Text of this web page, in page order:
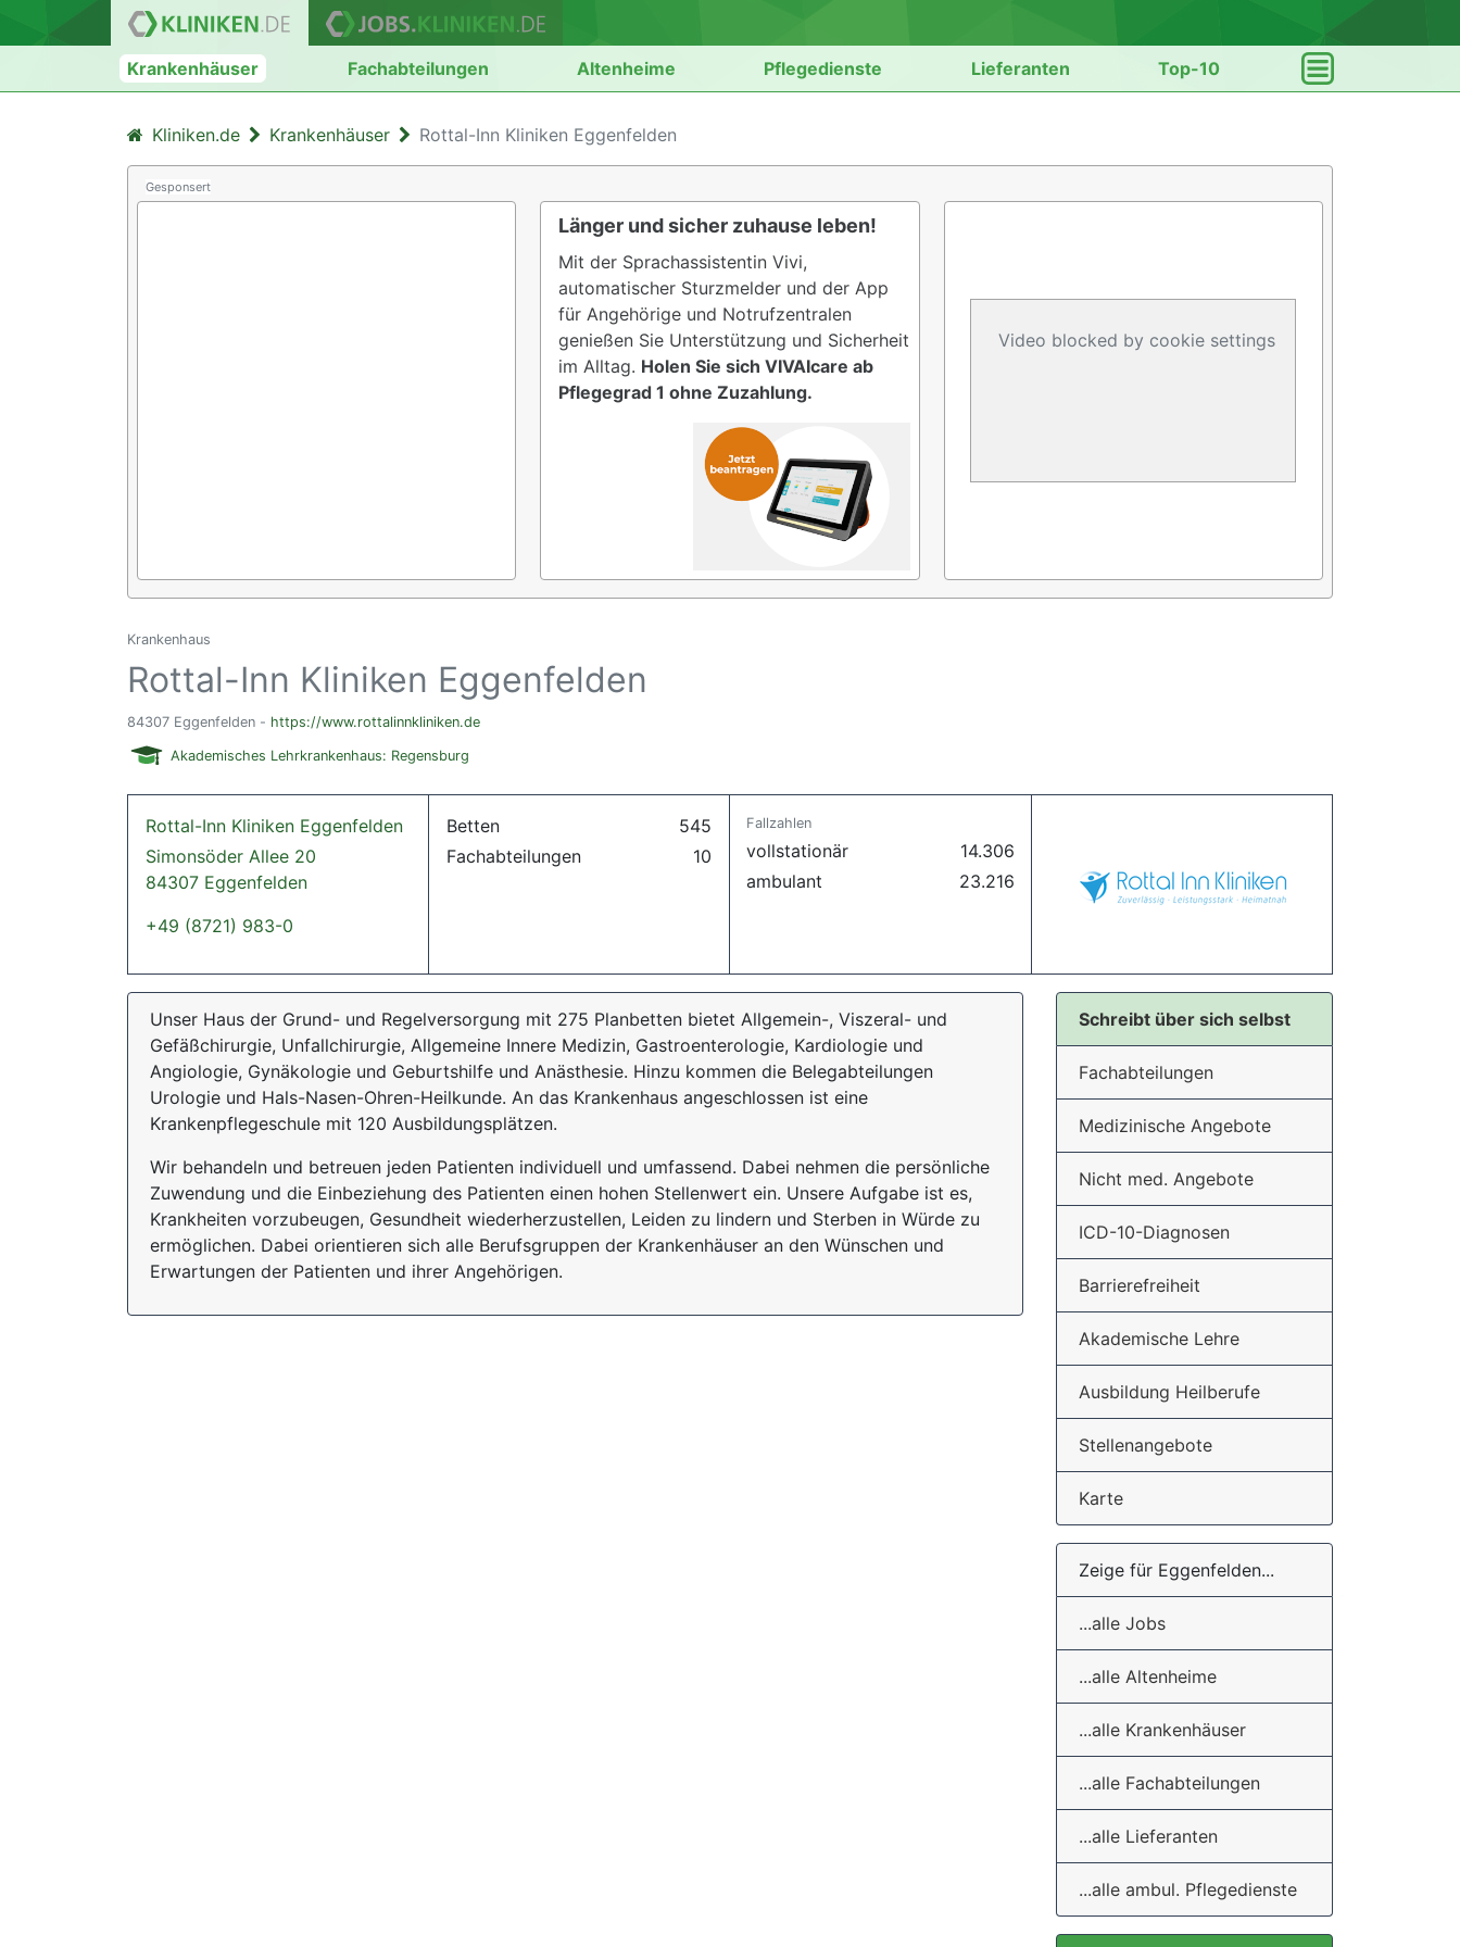
Krankenhäuser Fachabteilungen Altenheime Pflegedienste Lieferanten Top-10
Kliniken.de Krankenhäuser Rottal-Inn Kliniken Eggenfelden
Gesponsert
Länger und sicher zuhause leben!
Mit der Sprachassistentin Vivi,
automatischer Sturzmelder und der App
für Angehörige und Notrufzentralen
genießen Sie Unterstützung und Sicherheit
im Alltag. Holen Sie sich VIVAIcare ab
Pflegegrad 1 ohne Zuzahlung.
Video blocked by cookie settings
Krankenhaus
Rottal-Inn Kliniken Eggenfelden
84307 Eggenfelden - https://www.rottalinnkliniken.de
Akademisches Lehrkrankenhaus: Regensburg
Rottal-Inn Kliniken Eggenfelden
Simonsöder Allee 20
84307 Eggenfelden
+49 (8721) 983-0
Betten
545
Fachabteilungen
10
Fallzahlen
vollstationär
14.306
ambulant
23.216
Unser Haus der Grund- und Regelversorgung mit 275 Planbetten bietet Allgemein-, Viszeral- und
Gefäßchirurgie, Unfallchirurgie, Allgemeine Innere Medizin, Gastroenterologie, Kardiologie und
Angiologie, Gynäkologie und Geburtshilfe und Anästhesie. Hinzu kommen die Belegabteilungen
Urologie und Hals-Nasen-Ohren-Heilkunde. An das Krankenhaus angeschlossen ist eine
Krankenpflegeschule mit 120 Ausbildungsplätzen.
Wir behandeln und betreuen jeden Patienten individuell und umfassend. Dabei nehmen die persönliche
Zuwendung und die Einbeziehung des Patienten einen hohen Stellenwert ein. Unsere Aufgabe ist es,
Krankheiten vorzubeugen, Gesundheit wiederherzustellen, Leiden zu lindern und Sterben in Würde zu
ermöglichen. Dabei orientieren sich alle Berufsgruppen der Krankenhäuser an den Wünschen und
Erwartungen der Patienten und ihrer Angehörigen.
Schreibt über sich selbst
Fachabteilungen
Medizinische Angebote
Nicht med. Angebote
ICD-10-Diagnosen
Barrierefreiheit
Akademische Lehre
Ausbildung Heilberufe
Stellenangebote
Karte
Zeige für Eggenfelden...
...alle Jobs
...alle Altenheime
...alle Krankenhäuser
...alle Fachabteilungen
...alle Lieferanten
...alle ambul. Pflegedienste